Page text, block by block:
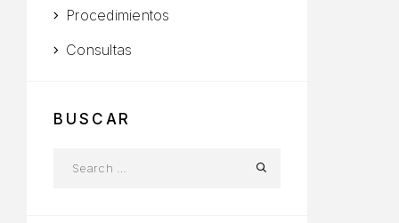
Procedimientos
Consultas
BUSCAR